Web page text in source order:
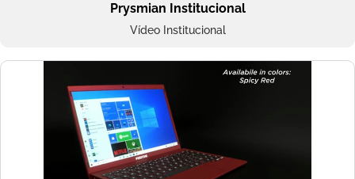
Prysmian Institucional
Vídeo Institucional